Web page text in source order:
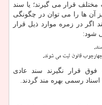
مختلف قرار می گیرند؛ یا سند
آن ها را می توان در چگونگی
اگر در زمره موارد ذیل قرار
شود:
قانون ثبت می شوند.
فوق قرار نگیرند سند عادی
رسمی بهره مند گردند.